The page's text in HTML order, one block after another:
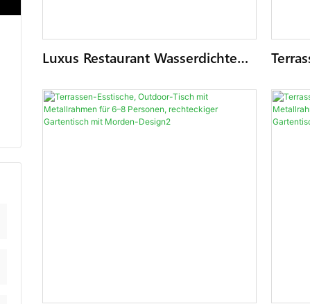
Luxus Restaurant Wasserdichte
Aluminium Ess-Set Outdoor
Metall Esstisch